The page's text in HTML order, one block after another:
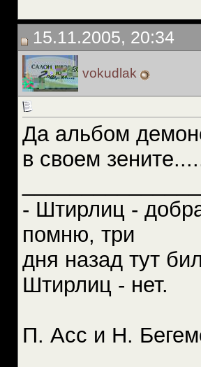
15.11.2005, 20:34
vokudlak
Да альбом
в своем
- Штирлиц -
помню, три
дня назад тут
Штирлиц - нет.
П. Асс и Н.